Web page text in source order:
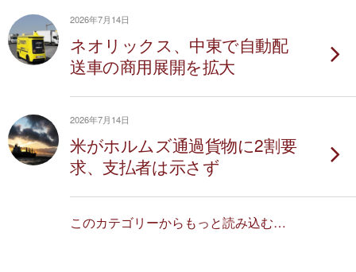
2026年7月14日
ネオリックス、中東で自動配
送車の商用展開を拡大
2026年7月14日
米がホルムズ通過貨物に2割要
求、支払者は示さず
このカテゴリーからもっと読み込む…